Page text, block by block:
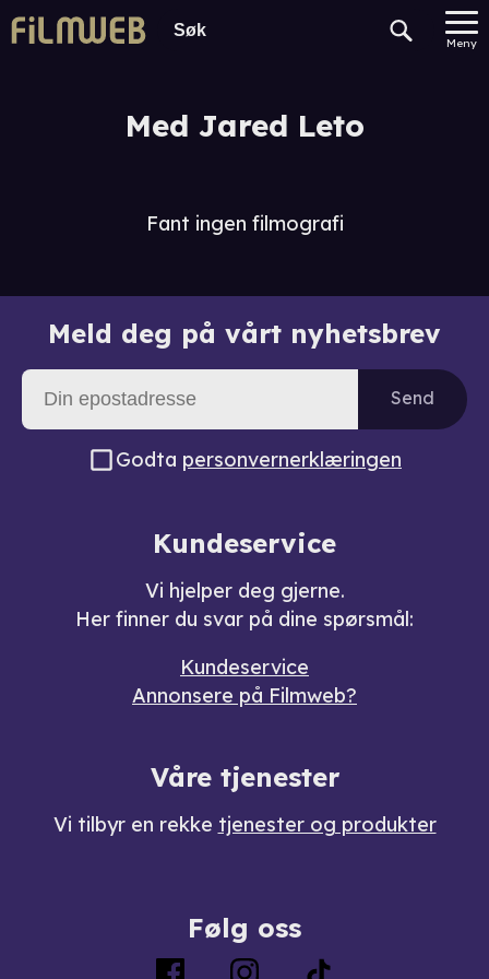
Meny
Med Jared Leto
Fant ingen filmografi
Meld deg på vårt nyhetsbrev
Send
Godta personvernerklæringen
Kundeservice
Vi hjelper deg gjerne.
Her finner du svar på dine spørsmål:
Kundeservice
Annonsere på Filmweb?
Våre tjenester
Vi tilbyr en rekke tjenester og produkter
Følg oss